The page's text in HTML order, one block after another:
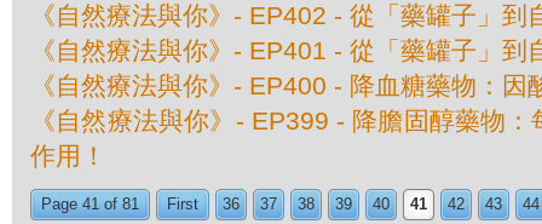
《自然療法與你》- EP402 - 從「藥罐子」到
《自然療法與你》- EP401 - 從「藥罐子」到
《自然療法與你》- EP400 - 降血糖藥物：因
《自然療法與你》- EP399 - 降膽固醇藥物
作用！
Page 41 of 81 First 36 37 38 39 40 41 42 43 44